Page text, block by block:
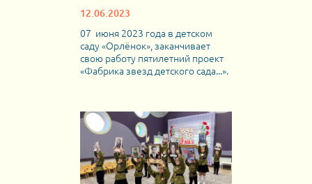
12.06.2023
07 июня 2023 года в детском
саду «Орлёнок», заканчивает
свою работу пятилетний проект
«Фабрика звезд детского сада...».